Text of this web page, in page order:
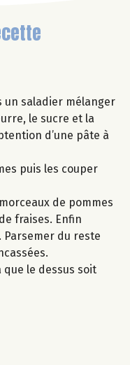
un saladier mélanger
le sucre et la
d’une pâte à
puis les couper
de pommes
fraises. Enfin
du reste
que le dessus soit